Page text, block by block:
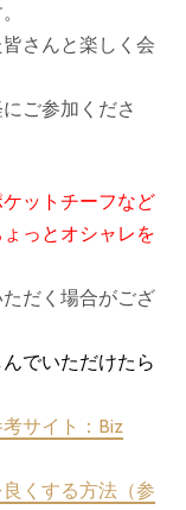
さんと楽しく会
ご参加くださ
ットチーフなど
っとオシャレを
ただく場合がござ
でいただけたら
サイト：Biz
くする方法（参